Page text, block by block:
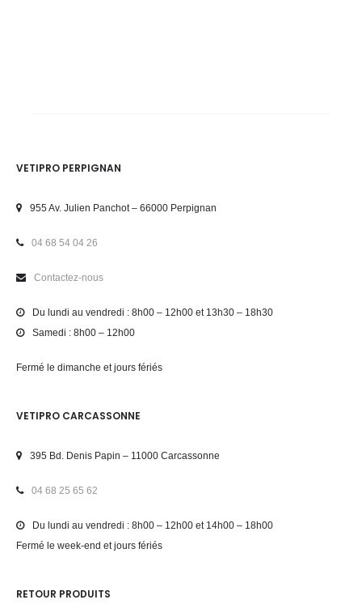
VETIPRO PERPIGNAN
955 Av. Julien Panchot – 66000 Perpignan
04 68 54 04 26
Contactez-nous
Du lundi au vendredi : 8h00 – 12h00 et 13h30 – 18h30
Samedi : 8h00 – 12h00
Fermé le dimanche et jours fériés
VETIPRO CARCASSONNE
395 Bd. Denis Papin – 11000 Carcassonne
04 68 25 65 62
Du lundi au vendredi : 8h00 – 12h00 et 14h00 – 18h00
Fermé le week-end et jours fériés
RETOUR PRODUITS